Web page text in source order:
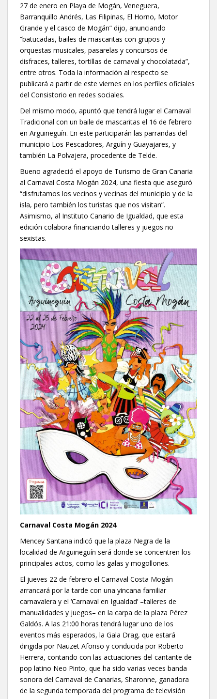
27 de enero en Playa de Mogán, Veneguera,
Barranquillo Andrés, Las Filipinas, El Horno, Motor
Grande y el casco de Mogán” dijo, anunciando
“batucadas, bailes de mascaritas con grupos y
orquestas musicales, pasarelas y concursos de
disfraces, talleres, tortillas de carnaval y chocolatada”,
entre otros. Toda la información al respecto se
publicará a partir de este viernes en los perfiles oficiales
del Consistorio en redes sociales.
Del mismo modo, apuntó que tendrá lugar el Carnaval
Tradicional con un baile de mascaritas el 16 de febrero
en Arguineguín. En este participarán las parrandas del
municipio Los Pescadores, Arguín y Guayajares, y
también La Polvajera, procedente de Telde.
Bueno agradeció el apoyo de Turismo de Gran Canaria
al Carnaval Costa Mogán 2024, una fiesta que aseguró
“disfrutamos los vecinos y vecinas del municipio y de la
isla, pero también los turistas que nos visitan”.
Asimismo, al Instituto Canario de Igualdad, que esta
edición colabora financiando talleres y juegos no
sexistas.
Carnaval Costa Mogán 2024
Mencey Santana indicó que la plaza Negra de la
localidad de Arguineguín será donde se concentren los
principales actos, como las galas y mogollones.
El jueves 22 de febrero el Carnaval Costa Mogán
arrancará por la tarde con una yincana familiar
carnavalera y el ‘Carnaval en Igualdad’ –talleres de
manualidades y juegos– en la carpa de la plaza Pérez
Galdós. A las 21:00 horas tendrá lugar uno de los
eventos más esperados, la Gala Drag, que estará
dirigida por Nauzet Afonso y conducida por Roberto
Herrera, contando con las actuaciones del cantante de
pop latino Neo Pinto, que ha sido varias veces banda
sonora del Carnaval de Canarias, Sharonne, ganadora
de la segunda temporada del programa de televisión